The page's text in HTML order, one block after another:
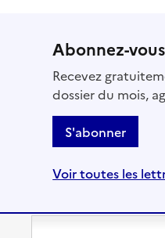
Abonnez-
Recevez
dossier du mois,
S'abonner
Voir toutes les